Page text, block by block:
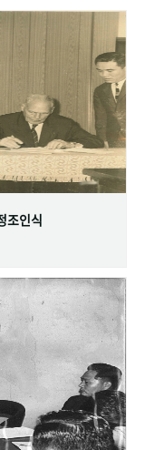
조인식